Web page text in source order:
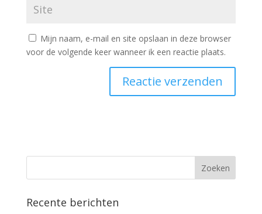
Mijn naam, e-mail en site opslaan in deze browser
voor de volgende keer wanneer ik een reactie plaats.
Recente berichten